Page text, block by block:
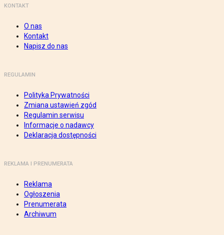
KONTAKT
O nas
Kontakt
Napisz do nas
REGULAMIN
Polityka Prywatności
Zmiana ustawień zgód
Regulamin serwisu
Informacje o nadawcy
Deklaracja dostępności
REKLAMA I PRENUMERATA
Reklama
Ogłoszenia
Prenumerata
Archiwum